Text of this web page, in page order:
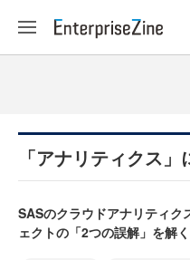
「アナリティクス
SASのクラウドアナリティク
ェクトの「2つの誤解」を解く